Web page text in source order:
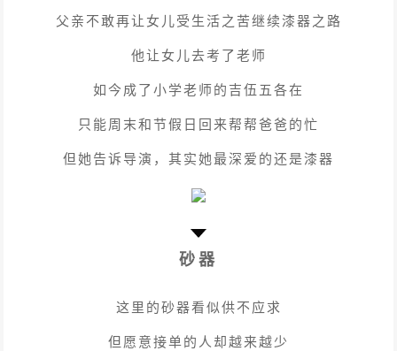
父亲不敢再让女儿受生活之苦继续漆器之路
他让女儿去考了老师
如今成了小学老师的吉伍五各在
只能周末和节假日回来帮帮爸爸的忙
但她告诉导演，其实她最深爱的还是漆器
砂器
这里的砂器看似供不应求
但愿意接单的人却越来越少